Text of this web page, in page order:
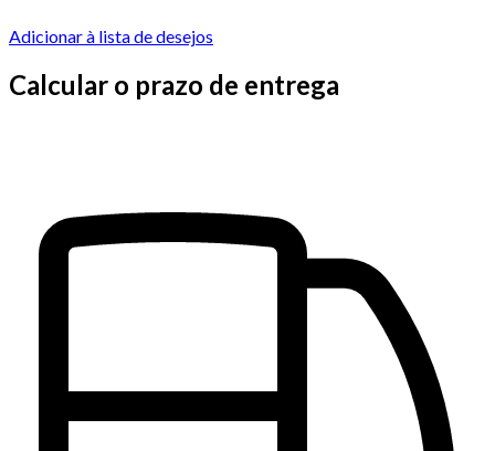
Adicionar à lista de desejos
Calcular o prazo de entrega